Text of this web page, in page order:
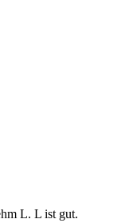
L. L ist gut.